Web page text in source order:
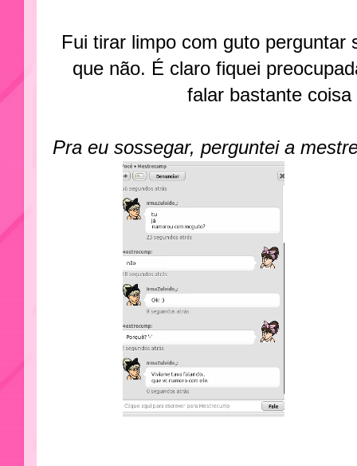
Fui tirar limpo com guto perguntar
que não. É claro fiquei
falar bastante
Pra eu sossegar, perguntei a